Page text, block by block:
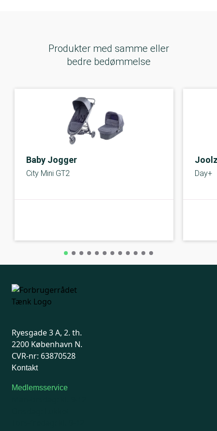
Produkter med samme eller
bedre bedømmelse
Baby Jogger
City Mini GT2 Day+
Ryesgade 3 A, 2. th.
2200 København N.
CVR-nr: 63870528
Kontakt
Medlemsservice